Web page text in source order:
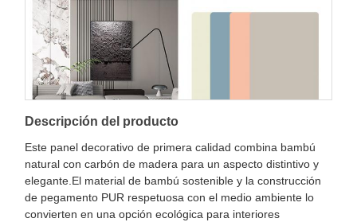
Descripción del producto
Este panel decorativo de primera calidad combina bambú
natural con carbón de madera para un aspecto distintivo y
elegante.El material de bambú sostenible y la construcción
de pegamento PUR respetuosa con el medio ambiente lo
convierten en una opción ecológica para interiores